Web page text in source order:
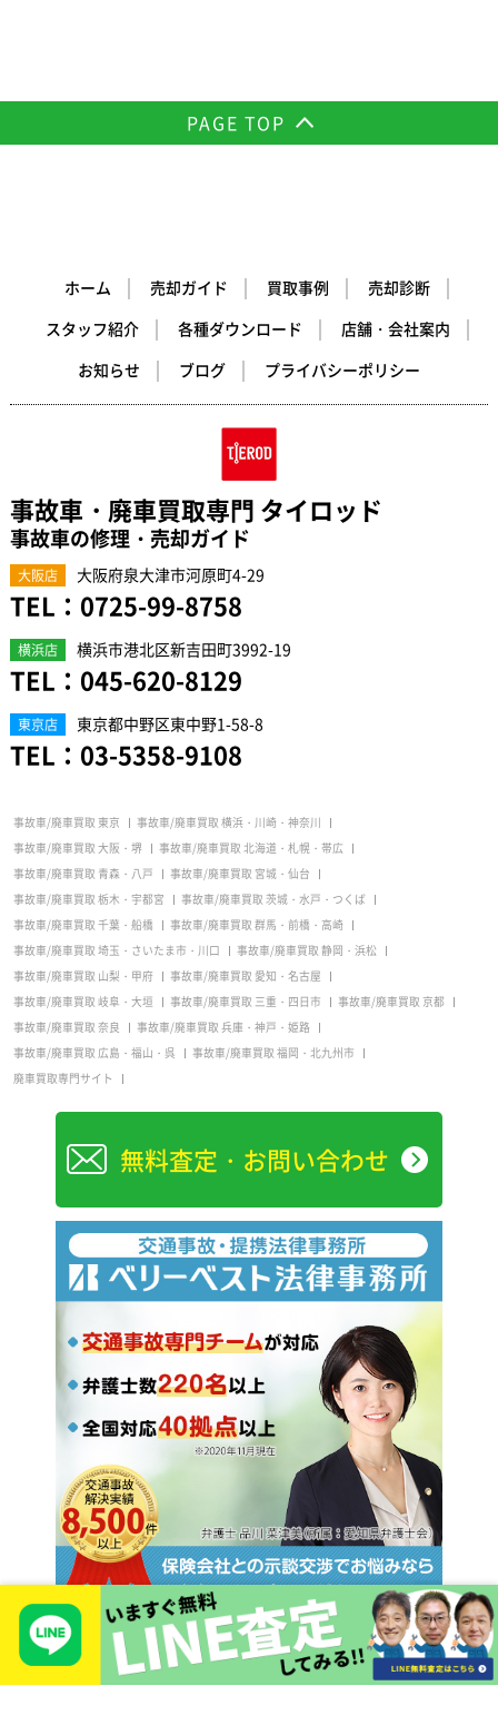
PAGE TOP
ホーム 売却ガイド 買取事例
売却診断
スタッフ紹介
各種ダウンロード
店舗・会社案内
お知らせ
ブログ プライバシーポリシー
事故車・廃車買取専門 タイロッド
事故車の修理・売却ガイド
大阪店 大阪府泉大津市河原町4-29
TEL： 0725-99-8758
横浜店 横浜市港北区新吉田町3992-19
TEL： 045-620-8129
東京店 東京都中野区東中野1-58-8
TEL： 03-5358-9108
事故車/廃車買取 東京
事故車/廃車買取 横浜・川崎・神奈川
事故車/廃車買取 大阪・堺
事故車/廃車買取 北海道・札幌・帯広
事故車/廃車買取 青森・八戸
事故車/廃車買取 宮城・仙台
事故車/廃車買取 栃木・宇都宮
事故車/廃車買取 茨城・水戸・つくば
事故車/廃車買取 千葉・船橋
事故車/廃車買取 群馬・前橋・高崎
事故車/廃車買取 埼玉・さいたま市・川口
事故車/廃車買取 静岡・浜松
事故車/廃車買取 山梨・甲府
事故車/廃車買取 愛知・名古屋
事故車/廃車買取 岐阜・大垣
事故車/廃車買取 三重・四日市
事故車/廃車買取 京都
事故車/廃車買取 奈良
事故車/廃車買取 兵庫・神戸・姫路
事故車/廃車買取 広島・福山・呉
事故車/廃車買取 福岡・北九州市
廃車買取専門サイト
無料査定・お問い合わせ
Copyright © 2026 TIEROD Co., LTD
3404